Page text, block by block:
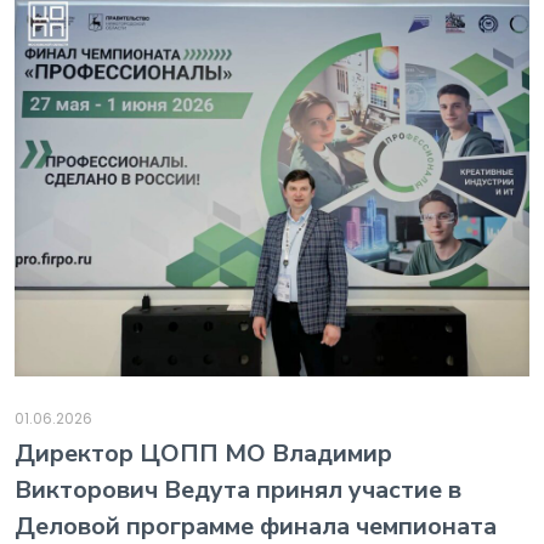
01.06.2026
️Директор ЦОПП МО Владимир
Викторович Ведута принял участие в
Деловой программе финала чемпионата